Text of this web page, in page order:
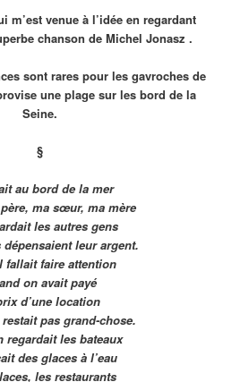
m’est venue à l’idée en regardant
chanson de Michel Jonasz .
sont rares pour les gavroches de
une plage sur les bord de la
Seine.
§
au bord de la mer
ma sœur, ma mère
les autres gens
leur argent.
fallait faire attention
on avait payé
d’une location
pas grand-chose.
regardait les bateaux
des glaces à l’eau
les restaurants